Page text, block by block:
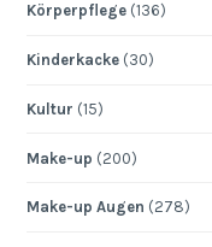
Körperpflege (136)
Kinderkacke (30)
Kultur (15)
Make-up (200)
Make-up Augen (278)